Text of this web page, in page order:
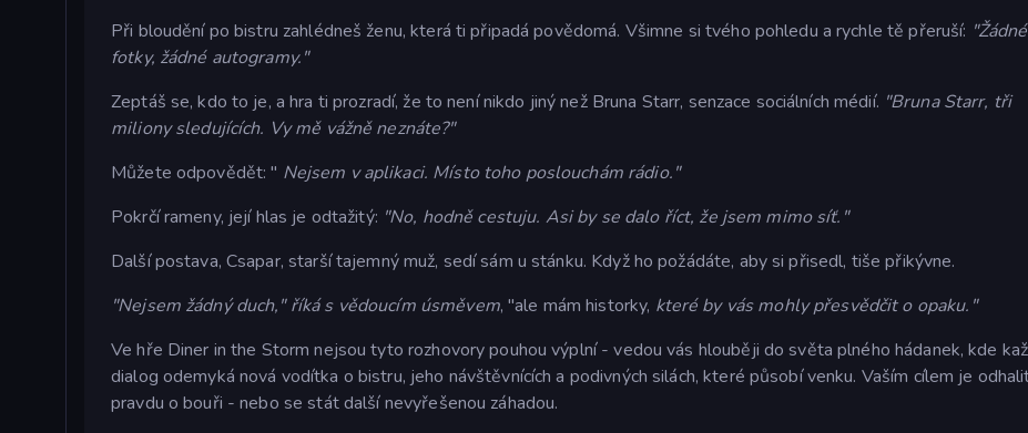
Při bloudění po bistru zahlédneš ženu, která ti připadá povědomá. Všimne si tvého pohledu a rychle tě přeruší: "Žádné
fotky, žádné autogramy."
Zeptáš se, kdo to je, a hra ti prozradí, že to není nikdo jiný než Bruna Starr, senzace sociálních médií. "Bruna Starr, tři
miliony sledujících. Vy mě vážně neznáte?"
Můžete odpovědět: " Nejsem v aplikaci. Místo toho poslouchám rádio."
Pokrčí rameny, její hlas je odtažitý: "No, hodně cestuju. Asi by se dalo říct, že jsem mimo síť."
Další postava, Csapar, starší tajemný muž, sedí sám u stánku. Když ho požádáte, aby si přisedl, tiše přikývne.
"Nejsem žádný duch," říká s vědoucím úsměvem, "ale mám historky, které by vás mohly přesvědčit o opaku."
Ve hře Diner in the Storm nejsou tyto rozhovory pouhou výplní - vedou vás hlouběji do světa plného hádanek, kde
dialog odemyká nová vodítka o bistru, jeho návštěvnících a podivných silách, které působí venku. Vaším cílem je
pravdu o bouři - nebo se stát další nevyřešenou záhadou.